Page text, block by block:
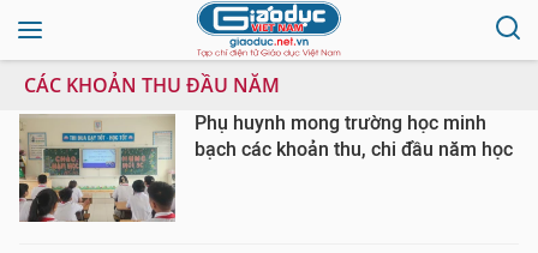
CÁC KHOẢN THU ĐẦU NĂM
Phụ huynh mong trường học minh
bạch các khoản thu, chi đầu năm học